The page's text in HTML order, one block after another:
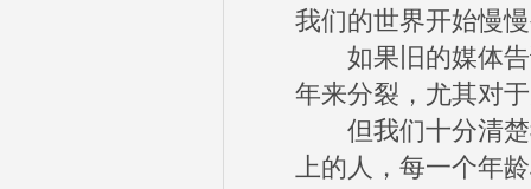
我们的世界开始慢
如果旧的媒体告
年来分裂，尤其对
但我们十分清楚
上的人，每一个年